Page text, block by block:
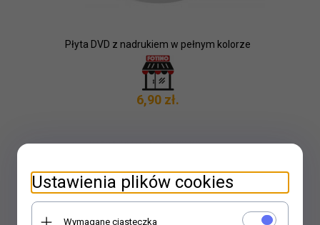
Płyta DVD z nadrukiem w pełnym kolorze
6,90 zł.
Ustawienia plików cookies
Wymagane ciasteczka